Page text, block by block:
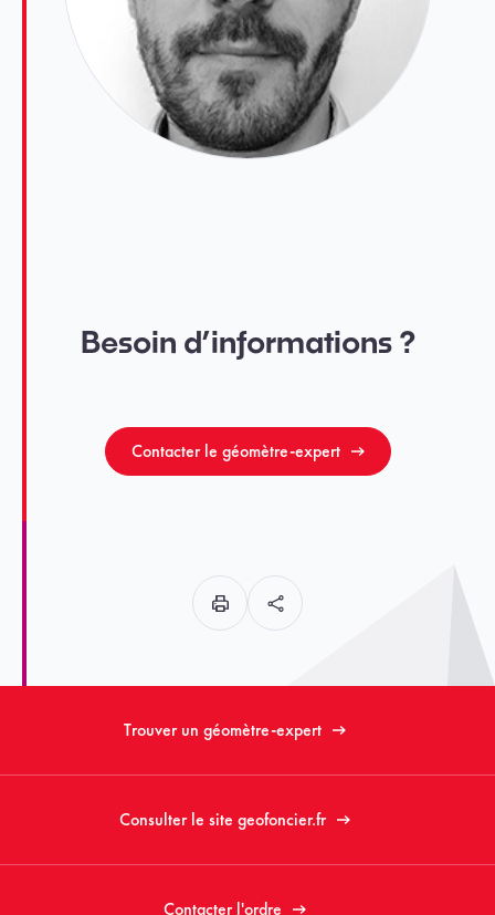
Besoin d’informations ?
Contacter le géomètre-expert
Trouver un géomètre-expert
Consulter le site geofoncier.fr
Contacter l'ordre